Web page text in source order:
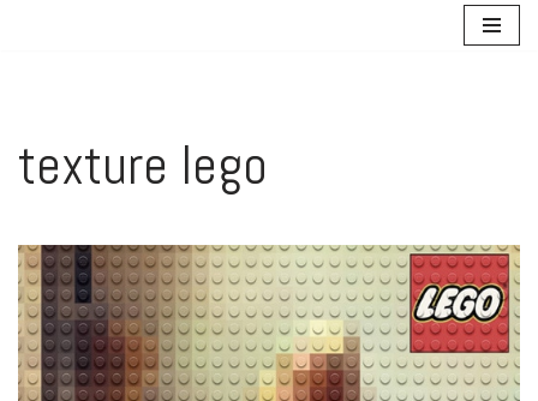
texture lego